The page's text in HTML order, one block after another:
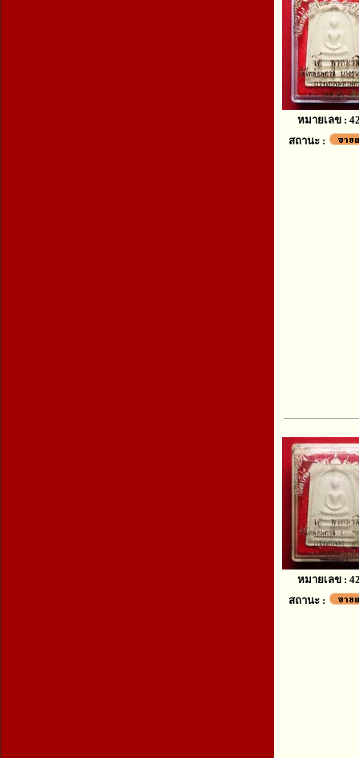
หมายเลข :
สถานะ :
หมายเลข :
สถานะ :